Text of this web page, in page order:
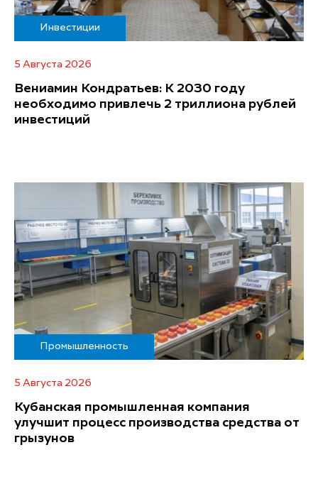
Инвестиции
5 Августа 2026
Вениамин Кондратьев: К 2030 году
необходимо привлечь 2 триллиона рублей
инвестиций
Промышленность
5 Августа 2026
Кубанская промышленная компания
улучшит процесс производства средства от
грызунов